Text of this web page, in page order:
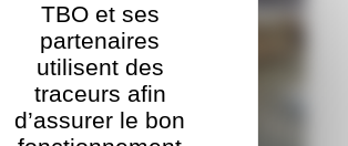
TBO et ses
partenaires
utilisent des
traceurs afin
d’assurer le bon